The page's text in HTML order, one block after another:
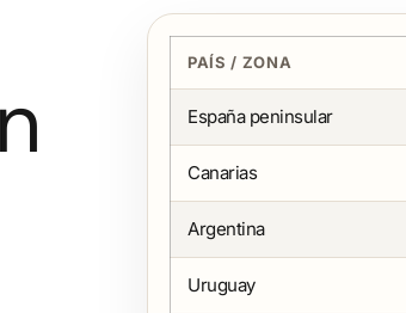
PAÍS / ZONA
España peninsular
Canarias
Argentina
Uruguay